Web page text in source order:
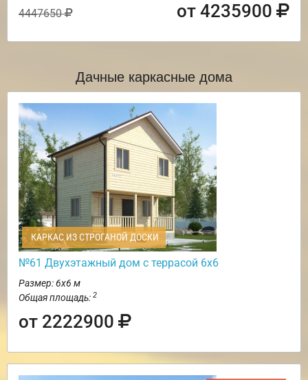
4447650 от 4235900
Дачные каркасные дома
КАРКАС ИЗ СТРОГАНОЙ ДОСКИ
№61 Двухэтажный дом с террасой 6х6
Размер: 6х6 м
Общая площадь: 2
от 2222900